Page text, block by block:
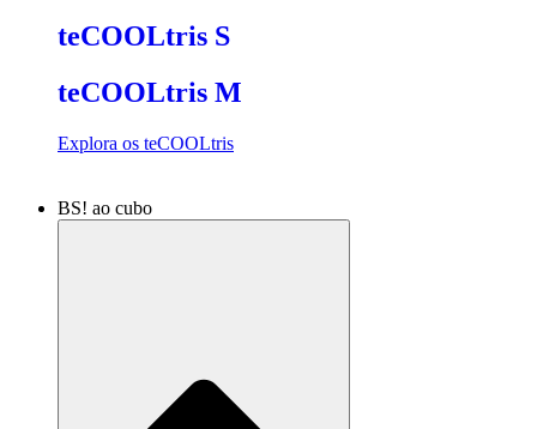
teCOOLtris S
teCOOLtris M
Explora os teCOOLtris
BS! ao cubo